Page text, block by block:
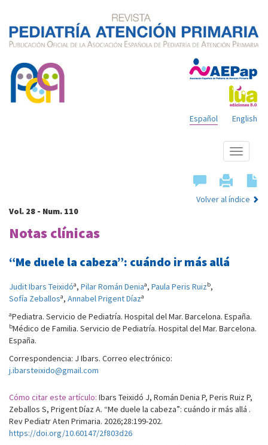
English
Español
Mostrar
menú
Volver al índice
Vol. 28 - Num. 110
Notas clínicas
“Me duele la cabeza”: cuándo ir más allá
Judit Ibars Teixidóa, Pilar Román Deniaa, Paula Peris Ruizb,
Sofía Zeballosa, Annabel Prigent Díaza
aPediatra. Servicio de Pediatría. Hospital del Mar. Barcelona. España.
bMédico de Familia. Servicio de Pediatría. Hospital del Mar. Barcelona.
España.
Correspondencia: J Ibars. Correo electrónico:
j.ibarsteixido@gmail.com
Cómo citar este artículo: Ibars Teixidó J, Román Denia P, Peris Ruiz P,
Zeballos S, Prigent Díaz A. “Me duele la cabeza”: cuándo ir más allá .
Rev Pediatr Aten Primaria. 2026;28:199-202.
https://doi.org/10.60147/2f803d26